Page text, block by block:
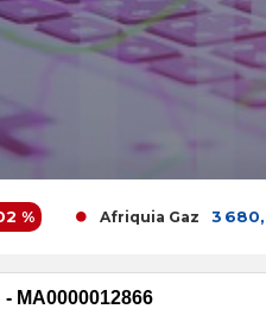
Afriquia Gaz 3 680,00 -
- MA0000012866